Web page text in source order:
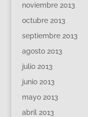
noviembre 2013
octubre 2013
septiembre 2013
agosto 2013
julio 2013
junio 2013
mayo 2013
abril 2013